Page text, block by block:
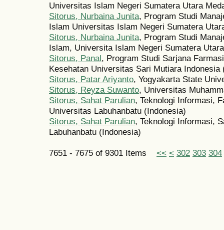
Universitas Islam Negeri Sumatera Utara
Sitorus, Nurbaina Junita, Program Studi
Islam Universitas Islam Negeri Sumatera
Sitorus, Nurbaina Junita, Program Studi
Islam, Universita Islam Negeri Sumatera
Sitorus, Panal, Program Studi Sarjana
Kesehatan Universitas Sari Mutiara Indonesia
Sitorus, Patar Ariyanto, Yogyakarta State
Sitorus, Reyza Suwanto, Universitas
Sitorus, Sahat Parulian, Teknologi Informasi,
Universitas Labuhanbatu (Indonesia)
Sitorus, Sahat Parulian, Teknologi Informasi,
Labuhanbatu (Indonesia)
7651 - 7675 of 9301 Items << < 302 303 304